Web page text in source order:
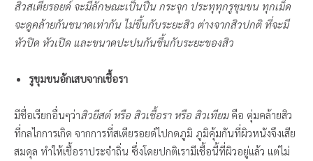
สิวสเตียรอยด์ จะมีลักษณะเป็นปื้น กระจุก ประทุทุกรูขุมขน ทุกเม็ด
จะดูคล้ายกันขนาดเท่ากัน ไม่ขึ้นกับระยะสิว ต่างจากสิวปกติ ที่จะมี
หัวปิด หัวเปิด และขนาดปะปนกันขึ้นกับระยะของสิว
รูขุมขนอักเสบจากเชื้อรา
มีชื่อเรียกอื่นๆว่าสิวยีสต์ หรือ สิวเชื้อรา หรือ สิวเทียม คือ ตุ่มคล้ายสิว
ที่กลไกการเกิด จากการที่สเตียรอยด์ไปกดภูมิ ภูมิคุ้มกันที่ผิวหนังจึงเสีย
สมดุล ทำให้เชื้อราประจำถิ่น ซึ่งโดยปกติเรามีเชื้อนี้ที่ผิวอยู่แล้ว แต่ไม่